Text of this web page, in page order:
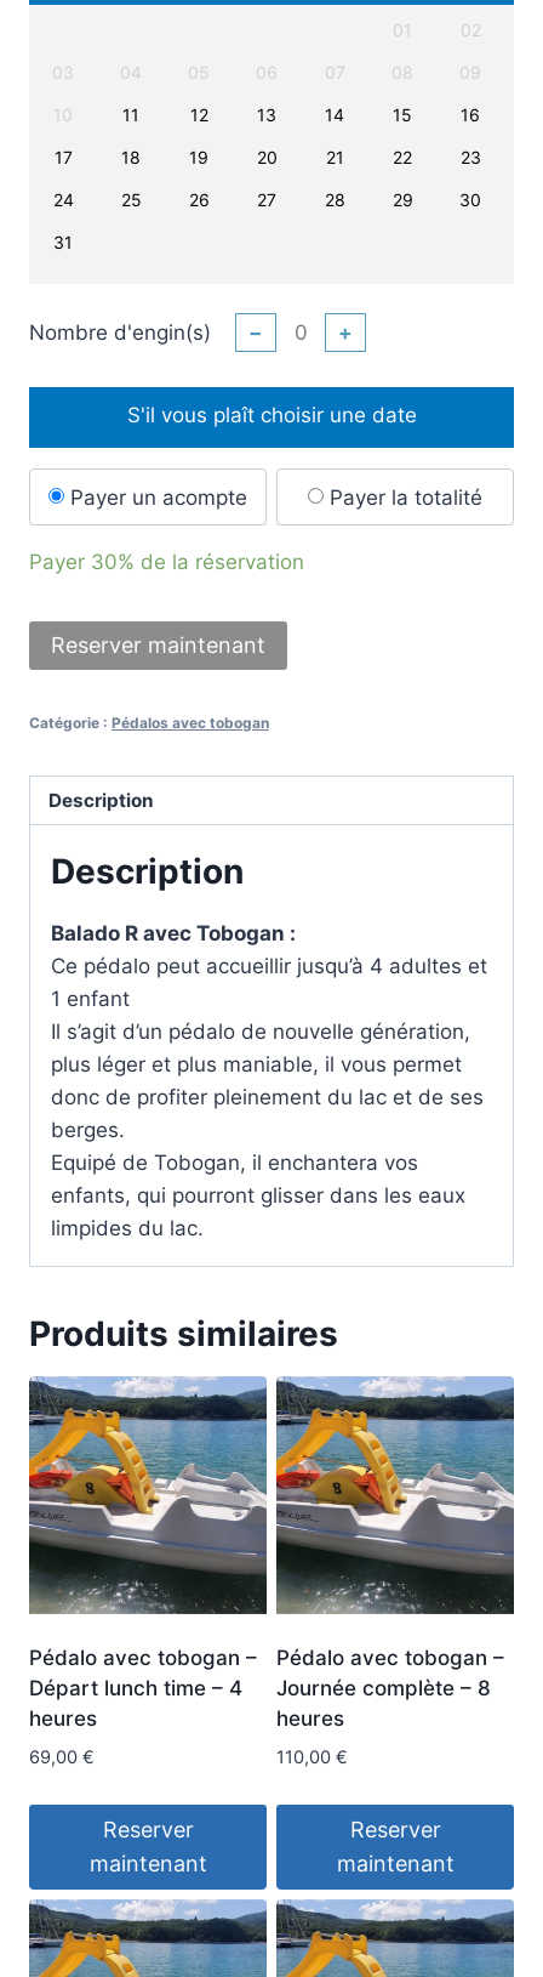
01 02
03 04 05 06 07 08 09
10 11 12 13 14 15 16
17 18 19 20 21 22 23
24 25 26 27 28 29 30
31
Nombre d'engin(s) − +
S'il vous plaît choisir une date
Payer un acompte Payer la totalité
Payer 30% de la réservation
Reserver maintenant
Catégorie : Pédalos avec tobogan
Description
Description
Balado R avec Tobogan :
Ce pédalo peut accueillir jusqu’à 4 adultes et
1 enfant
Il s’agit d’un pédalo de nouvelle génération,
plus léger et plus maniable, il vous permet
donc de profiter pleinement du lac et de ses
berges.
Equipé de Tobogan, il enchantera vos
enfants, qui pourront glisser dans les eaux
limpides du lac.
Produits similaires
Pédalo avec tobogan –
Départ lunch time – 4
heures
69,00 €
Reserver
maintenant
Pédalo avec tobogan –
Journée complète – 8
heures
110,00 €
Reserver
maintenant